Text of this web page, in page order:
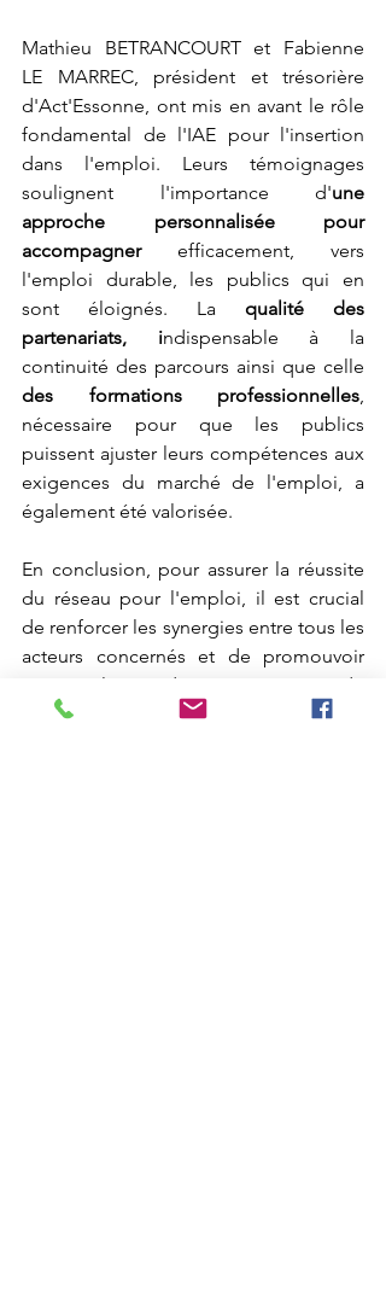
Mathieu BETRANCOURT et Fabienne
LE MARREC, président et trésorière
d'Act'Essonne, ont mis en avant le rôle
fondamental de l'IAE pour l'insertion
dans l'emploi. Leurs témoignages
soulignent l'importance d'une
approche personnalisée pour
accompagner efficacement, vers
l'emploi durable, les publics qui en
sont éloignés. La qualité des
partenariats, indispensable à la
continuité des parcours ainsi que celle
des formations professionnelles,
nécessaire pour que les publics
puissent ajuster leurs compétences aux
exigences du marché de l'emploi, a
également été valorisée.
En conclusion, pour assurer la réussite
du réseau pour l'emploi, il est crucial
de renforcer les synergies entre tous les
acteurs concernés et de promouvoir
une culture d'innovation et de
solidarité.